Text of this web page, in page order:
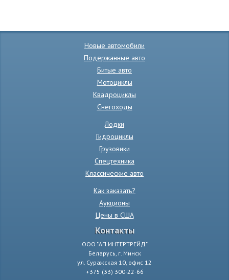
Новые автомобили
Подержанные авто
Битые авто
Мотоциклы
Квадроциклы
Снегоходы
Лодки
Гидроциклы
Грузовики
Спецтехника
Классические авто
Как заказать?
Аукционы
Цены в США
Контакты
ООО "АП ИНТЕРТРЕЙД"
Беларусь, г. Минск
ул. Суражская 10, офис 12
+375 (33) 300-22-66